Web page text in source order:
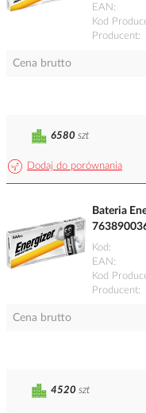
EAN
Kod
Producent
Cena brutto
Dodaj do porównania
6580 szt
Bateria
Kod
EAN
Kod
Producent
Cena brutto
4520 szt